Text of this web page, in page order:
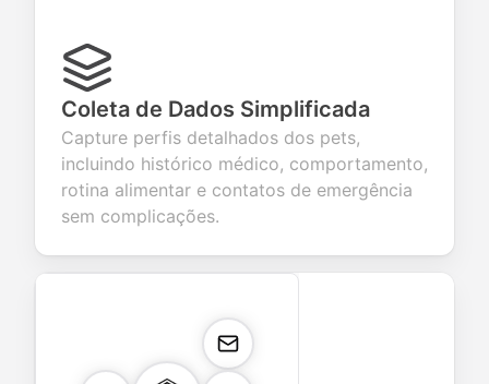
Coleta de Dados Simplificada
Capture perfis detalhados dos pets,
incluindo histórico médico, comportamento,
rotina alimentar e contatos de emergência
sem complicações.